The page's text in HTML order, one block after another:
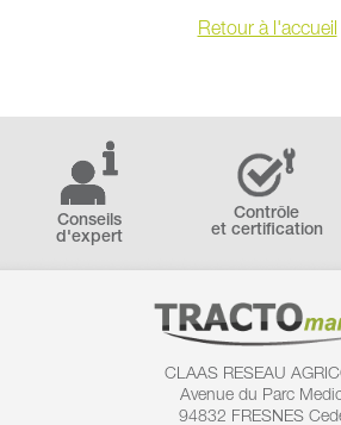
Retour à l'accueil
Conseils
d'expert
Contrôle
et certification
CLAAS RESEAU
Avenue du Parc
94832 FRESNES